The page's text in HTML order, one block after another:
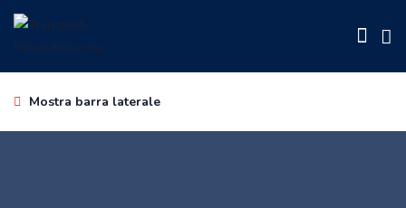
Mostra barra laterale